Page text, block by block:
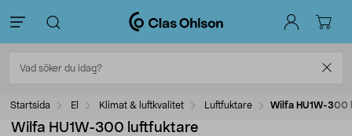
Startsida El Klimat & luftkvalitet Luftfuktare Wilfa HU1W-300
Wilfa HU1W-300 luftfuktare